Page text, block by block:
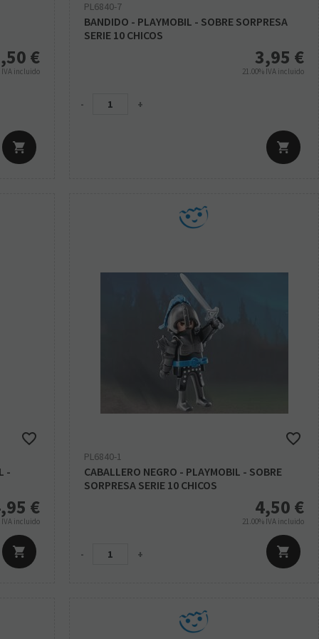
€
IVA incluido
PL6840-7
BANDIDO - PLAYMOBIL - SOBRE SORPRESA
SERIE 10 CHICOS
3,95 €
21.00% IVA incluido
- +
-
€
IVA incluido
PL6840-1
CABALLERO NEGRO - PLAYMOBIL - SOBRE
SORPRESA SERIE 10 CHICOS
4,50 €
21.00% IVA incluido
- +